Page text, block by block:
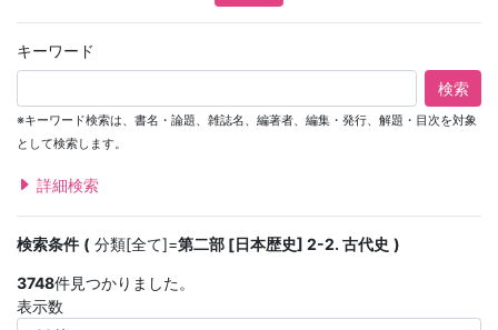
キーワード
検索
※キーワード検索は、書名・論題、雑誌名、編著者、編集・発行、解題・目次を対象
として検索します。
詳細検索
検索条件 分類[全て]=第二部 [日本歴史] 2-2. 古代史
3748件見つかりました。
表示数